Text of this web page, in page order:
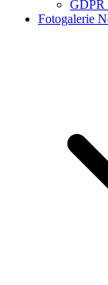
GDPR
Fotogalerie